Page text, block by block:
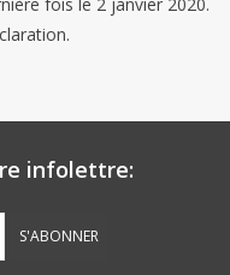
infolettre:
S'ABONNER